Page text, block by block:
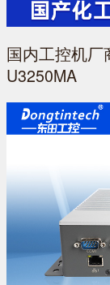
国内工控机厂
U3250MA